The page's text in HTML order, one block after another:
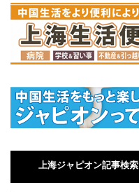
上海ジャピオン記事検索